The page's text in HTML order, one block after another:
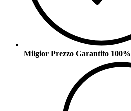
Milgior Prezzo Garantito 100%